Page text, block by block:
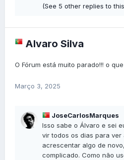
(See 5 other replies to
Alvaro Silva
O Fórum está muito parado!!! o
Março 3, 2025
JoseCarlosMarques
Isso sabe o Álvaro e sei
vir todos os dias para
acrescentar algo de
complicado. Como não